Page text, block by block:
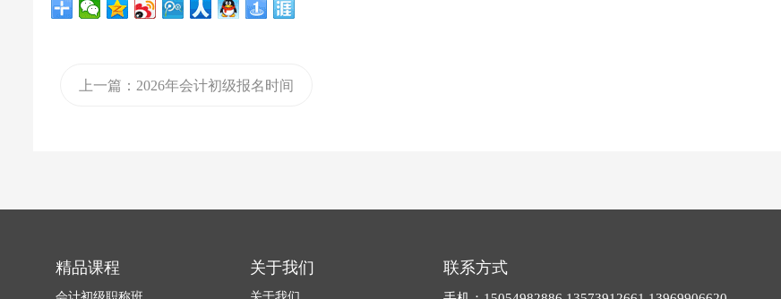
上一篇：2026年会计初级报名时间
精品课程 关于我们 联系方式